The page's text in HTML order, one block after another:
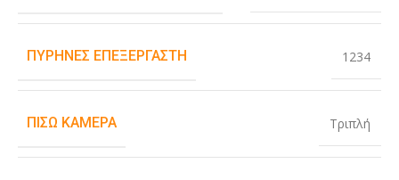
ΠΥΡΉΝΕΣ ΕΠΕΞΕΡΓΑΣΤΉ 1234
ΠΊΣΩ ΚΆΜΕΡΑ Τριπλή